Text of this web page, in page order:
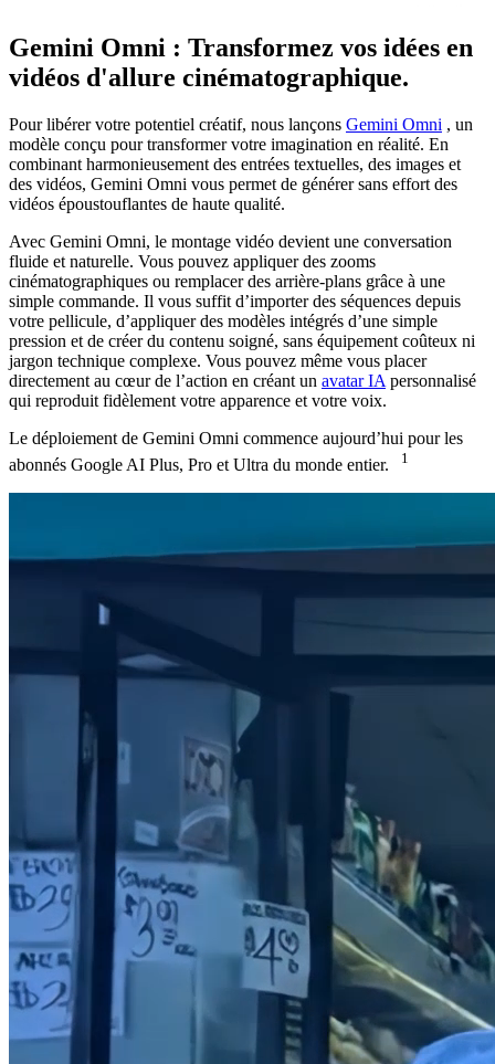
Gemini Omni : Transformez vos idées en
vidéos d'allure cinématographique.
Pour libérer votre potentiel créatif, nous lançons Gemini Omni , un
modèle conçu pour transformer votre imagination en réalité. En
combinant harmonieusement des entrées textuelles, des images et
des vidéos, Gemini Omni vous permet de générer sans effort des
vidéos époustouflantes de haute qualité.
Avec Gemini Omni, le montage vidéo devient une conversation
fluide et naturelle. Vous pouvez appliquer des zooms
cinématographiques ou remplacer des arrière-plans grâce à une
simple commande. Il vous suffit d’importer des séquences depuis
votre pellicule, d’appliquer des modèles intégrés d’une simple
pression et de créer du contenu soigné, sans équipement coûteux ni
jargon technique complexe. Vous pouvez même vous placer
directement au cœur de l’action en créant un avatar IA personnalisé
qui reproduit fidèlement votre apparence et votre voix.
Le déploiement de Gemini Omni commence aujourd’hui pour les
abonnés Google AI Plus, Pro et Ultra du monde entier.
1